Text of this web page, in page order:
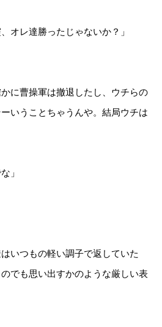
オレ達勝ったじゃないか？」
に曹操軍は撤退したし、ウチらの
いうことちゃうんや。結局ウチは
」
いつもの軽い調子で返していた
でも思い出すかのような厳しい表